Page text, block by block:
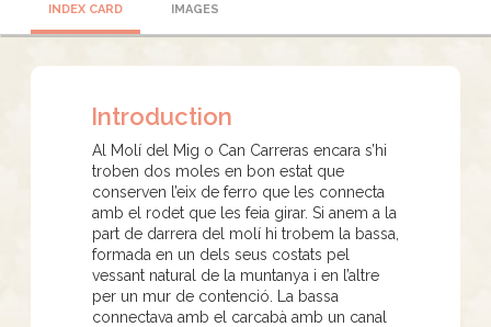
INDEX CARD IMAGES
Introduction
Al Molí del Mig o Can Carreras encara s’hi
troben dos moles en bon estat que
conserven l’eix de ferro que les connecta
amb el rodet que les feia girar. Si anem a la
part de darrera del molí hi trobem la bassa,
formada en un dels seus costats pel
vessant natural de la muntanya i en l’altre
per un mur de contenció. La bassa
connectava amb el carcabà amb un canal